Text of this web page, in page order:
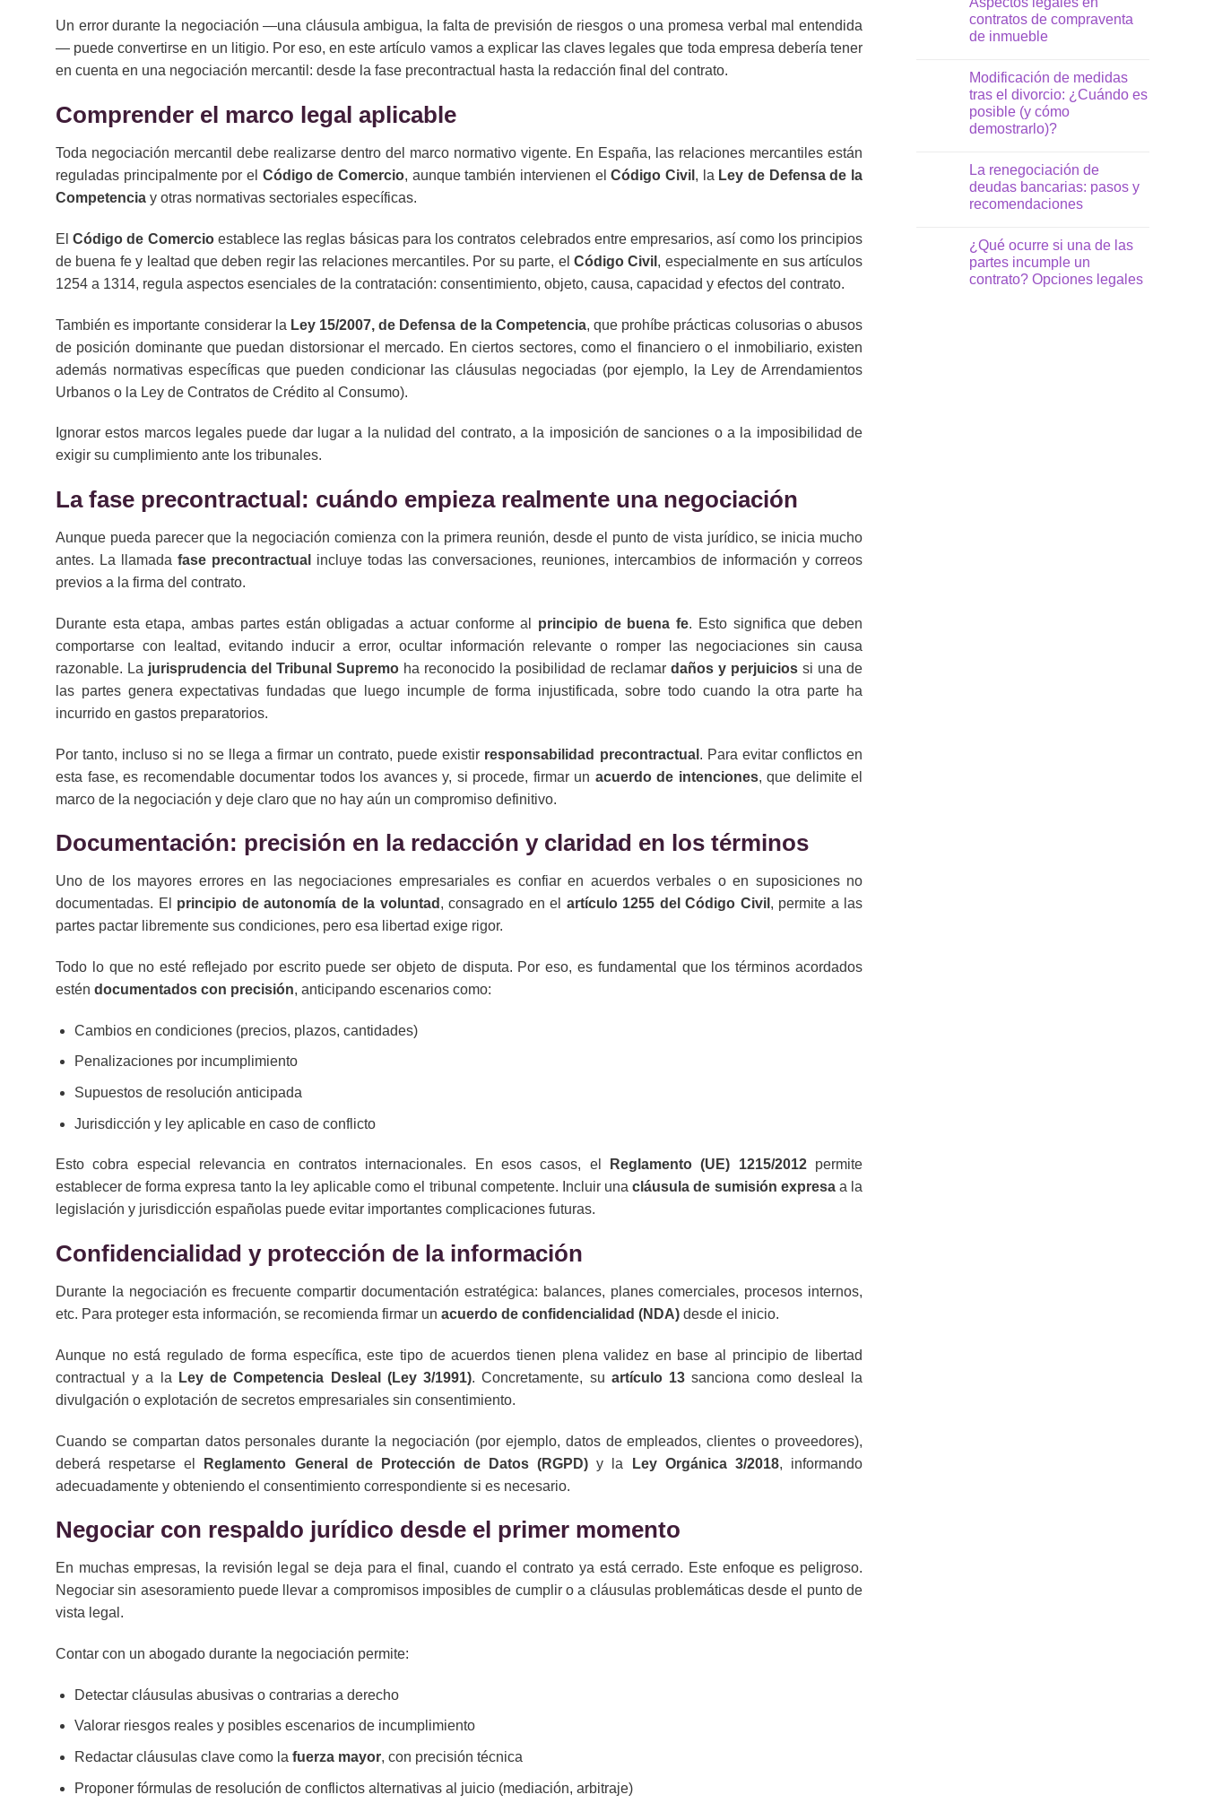
Un error durante la negociación —una cláusula ambigua, la falta de previsión de riesgos o una promesa verbal mal entendida
— puede convertirse en un litigio. Por eso, en este artículo vamos a explicar las claves legales que toda empresa debería tener
en cuenta en una negociación mercantil: desde la fase precontractual hasta la redacción final del contrato.
Comprender el marco legal aplicable
Toda negociación mercantil debe realizarse dentro del marco normativo vigente. En España, las relaciones mercantiles están
reguladas principalmente por el Código de Comercio, aunque también intervienen elCódigo Civil , la Ley de Defensa de la
Competencia y otras normativas sectoriales específicas.
ElCódigo de Comercioestablece las reglas básicas para los contratos celebrados entre empresarios, así como los principios
de buena fe y lealtad que deben regir las relaciones mercantiles. Por su parte, el Código Civil , especialmente en sus artículos
1254 a 1314, regula aspectos esenciales de la contratación: consentimiento, objeto, causa, capacidad y efectos del contrato.
También es importante considerar la Ley 15/2007, de Defensa de la Competencia, que prohíbe prácticas colusorias o abusos
de posición dominante que puedan distorsionar el mercado. En ciertos sectores, como el financiero o el inmobiliario, existen
además normativas específicas que pueden condicionar las cláusulas negociadas (por ejemplo, la Ley de Arrendamientos
Urbanos o la Ley de Contratos de Crédito al Consumo).
Ignorar estos marcos legales puede dar lugar a la nulidad del contrato, a la imposición de sanciones o a la imposibilidad de
exigir su cumplimiento ante los tribunales.
La fase precontractual: cuándo empieza realmente una negociación
Aunque pueda parecer que la negociación comienza con la primera reunión, desde el punto de vista jurídico, se inicia mucho
antes. La llamada fase precontractual
incluye todas las conversaciones, reuniones, intercambios de información y correos
previos a la firma del contrato.
Durante esta etapa, ambas partes están obligadas a actuar conforme al principio de buena fe. Esto significa que deben
comportarse con lealtad, evitando inducir a error, ocultar información relevante o romper las negociaciones sin causa
razonable. La jurisprudencia del Tribunal Supremo ha reconocido la posibilidad de reclamar daños y perjuicios si una de
las partes genera expectativas fundadas que luego incumple de forma injustificada, sobre todo cuando la otra parte ha
incurrido en gastos preparatorios.
Por tanto, incluso si no se llega a firmar un contrato, puede existir responsabilidad precontractual . Para evitar conflictos en
esta fase, es recomendable documentar todos los avances y, si procede, firmar un acuerdo de intenciones, que delimite el
marco de la negociación y deje claro que no hay aún un compromiso definitivo.
Documentación: precisión en la redacción y claridad en los términos
Uno de los mayores errores en las negociaciones empresariales es confiar en acuerdos verbales o en suposiciones no
documentadas. El principio de autonomía de la voluntad , consagrado en el artículo 1255 del Código Civil , permite a las
partes pactar libremente sus condiciones, pero esa libertad exige rigor.
Todo lo que no esté reflejado por escrito puede ser objeto de disputa. Por eso, es fundamental que los términos acordados
estén documentados con precisión, anticipando escenarios como:
Cambios en condiciones (precios, plazos, cantidades)
Penalizaciones por incumplimiento
Supuestos de resolución anticipada
Jurisdicción y ley aplicable en caso de conflicto
Esto cobra especial relevancia en contratos internacionales. En esos casos, el Reglamento (UE) 1215/2012permite
establecer de forma expresa tanto la ley aplicable como el tribunal competente. Incluir unacláusula de sumisión expresaa la
legislación y jurisdicción españolas puede evitar importantes complicaciones futuras.
Confidencialidad y protección de la información
Durante la negociación es frecuente compartir documentación estratégica: balances, planes comerciales, procesos internos,
etc. Para proteger esta información, se recomienda firmar un acuerdo de confidencialidad (NDA) desde el inicio.
Aunque no está regulado de forma específica, este tipo de acuerdos tienen plena validez en base al principio de libertad
contractual y a la
Ley de Competencia Desleal (Ley 3/1991). Concretamente, su artículo 13 sanciona como desleal la
divulgación o explotación de secretos empresariales sin consentimiento.
Cuando se compartan datos personales durante la negociación (por ejemplo, datos de empleados, clientes o proveedores),
deberá respetarse el
Reglamento General de Protección de Datos (RGPD) y la Ley Orgánica 3/2018, informando
adecuadamente y obteniendo el consentimiento correspondiente si es necesario.
Negociar con respaldo jurídico desde el primer momento
En muchas empresas, la revisión legal se deja para el final, cuando el contrato ya está cerrado. Este enfoque es peligroso.
Negociar sin asesoramiento puede llevar a compromisos imposibles de cumplir o a cláusulas problemáticas desde el punto de
vista legal.
Contar con un abogado durante la negociación permite:
Detectar cláusulas abusivas o contrarias a derecho
Valorar riesgos reales y posibles escenarios de incumplimiento
Redactar cláusulas clave como la fuerza mayor, con precisión técnica
Proponer fórmulas de resolución de conflictos alternativas al juicio (mediación, arbitraje)
ha
comentaris
a
Divorcio
gestionar
un
proceso
con
cónyuges
de
contratos de compraventa
de inmueble
ha
comentaris
a
Aspectos
legales
en
compraventa
de
inmueble
Modificación de medidas
tras el divorcio: ¿Cuándo es
posible (y cómo
demostrarlo)?
ha
comentaris
a
Modificación
tras
el
divorcio:
¿Cuándo
es
La renegociación de
deudas bancarias: pasos y
recomendaciones
ha
comentaris
a
La
¿Qué ocurre si una de las
partes incumple un
contrato? Opciones legales